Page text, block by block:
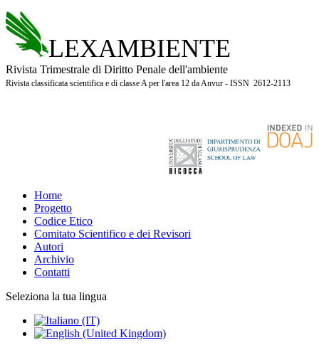
LEXAMBIENTE
Rivista Trimestrale di Diritto Penale dell'ambiente
Rivista classificata scientifica e di classe A per l'area 12 da Anvur - ISSN 2612-2113
Home
Progetto
Codice Etico
Comitato Scientifico e dei Revisori
Autori
Archivio
Contatti
Seleziona la tua lingua